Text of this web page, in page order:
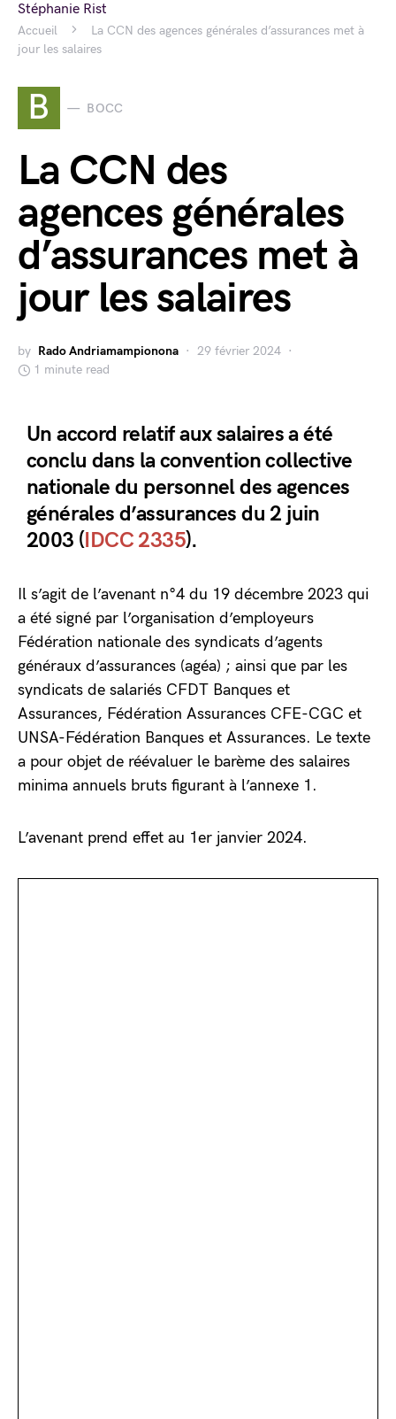
Accueil
La CCN des agences générales d’assurances met à
jour les salaires
B BOCC
La CCN des
agences générales
d’assurances met à
jour les salaires
by Rado Andriamampionona
29 février 2024
1 minute read
Un accord relatif aux salaires a été
conclu dans la convention collective
nationale du personnel des agences
générales d’assurances du 2 juin
2003 (IDCC 2335).
Il s’agit de l’avenant n°4 du 19 décembre 2023 qui
a été signé par l’organisation d’employeurs
Fédération nationale des syndicats d’agents
généraux d’assurances (agéa) ; ainsi que par les
syndicats de salariés CFDT Banques et
Assurances, Fédération Assurances CFE-CGC et
UNSA-Fédération Banques et Assurances. Le texte
a pour objet de réévaluer le barème des salaires
minima annuels bruts figurant à l’annexe 1.
L’avenant prend effet au 1er janvier 2024.
Stéphanie Rist